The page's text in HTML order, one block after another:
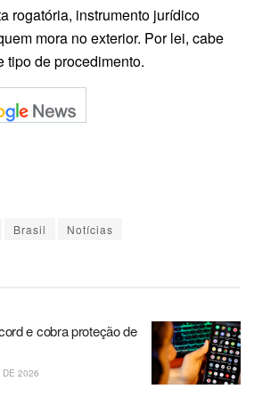
rogatória, instrumento jurídico
mora no exterior. Por lei, cabe
tipo de procedimento.
Brasil Notícias
e cobra proteção de
DE 2026